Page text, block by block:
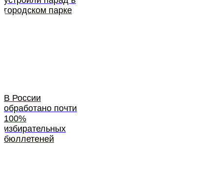
городском парке
В России
обработано почти
100%
избирательных
бюллетеней